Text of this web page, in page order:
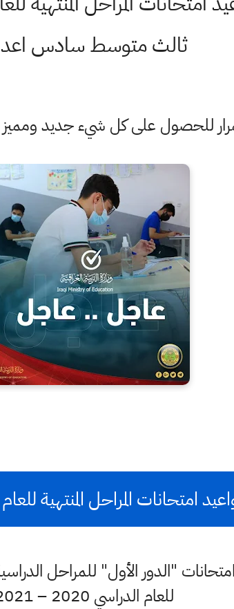
ثالث متوسط سادس
للحصول على كل شيء جديد
امتحانات المراحل المنتهية للعام الدراسي
"الدور الأول" للمراحل الدراسية
للعام الدراسي 2020 – 2021 .